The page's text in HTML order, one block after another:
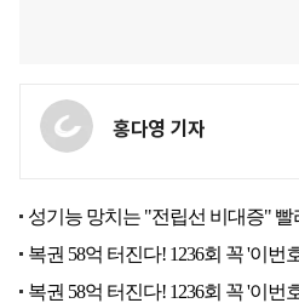
홍다영 기자